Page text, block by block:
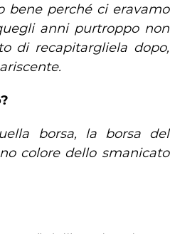
bene perché ci eravamo
anni purtroppo non
di recapitargliela dopo,
borsa, la borsa del
colore dello smanicato